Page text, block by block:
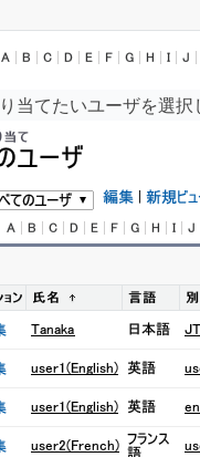
当てたいユーザを選択